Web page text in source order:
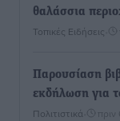
θαλάσσια
Τοπικές Ειδήσεις
Παρουσίαση
εκδήλωση για
Πολιτιστικά πριν